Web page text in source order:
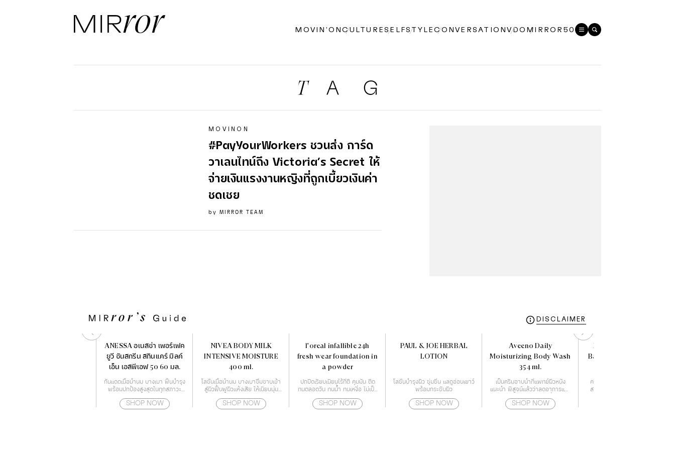
MOVIN’ONCULTURE SELFSTYLE VDO
CONVERSATION MIRROR50
MOVINON
#PayYourWorkers ชวนส่ง การ์ด
วาเลนไทน์ถึง Victoria’s Secret ให้
จ่ายเงินแรงงานหญิงที่ถูกเบี้ยวเงินค่า
ชดเชย
by MIRROR TEAM
DISCLAIMER
ANESSA อเนสซ่า เพอร์เฟค
ยูวี ซันสกรีน สกินแคร์ มิลค์
เอ็น เอสพีเอฟ 50 60 มล.
กันแดดเนื้อน้ำนม บางเบา ฟื้นบำรุง
พร้อมปกป้องสูงสุดในทุกสภาวะ
SHOP NOW
NIVEA BODY MILK
INTENSIVE MOISTURE
400 ml.
โลชั่นเนื้อน้ำนม บางเบาซึมซาบเข้า
สู่ผิวฟื้นฟูผิวแห้งเสีย ให้เนียนนุ่ม
Essence
SHOP NOW
l'oreal infallible 24h
fresh wear foundation in
a powder
ปกปิดเรียบเนียนไร้ที่ติ คุมมัน ติด
ทนตลอดวัน ทนน้ำ ทนเหงื่อ ไม่เป็น
SHOP NOW
PAUL & JOE HERBAL
LOTION
โลชั่นบำรุงผิว ชุ่มชื่น แลดูอ่อนเยาว์
พร้อมกระชับผิว
SHOP NOW
Aveeno Daily
Moisturizing Body Wash
354 ml.
เป็นครีมอาบน้ำที่แพทย์ผิวหนัง
แนะนำ พิสูจน์แล้วว่าลดอาการแห้ง
24 ชั่วโมง
SHOP NOW
ETUDE Soon Jung 2x
Barrier Intensive Cream
ครีมมอยส์เจอร์ไรเซอร์ที่จะเสริม
สร้างเกราะปกป้องผิวให้แข็งแรง